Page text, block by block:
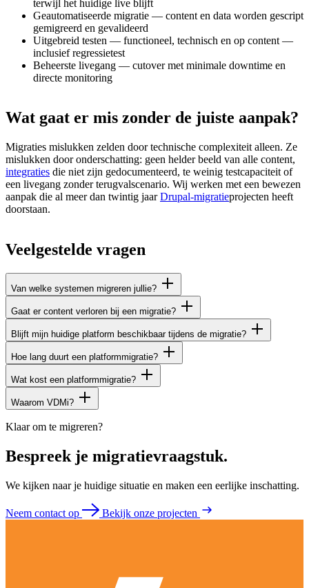
terwijl het huidige live blijft
Geautomatiseerde migratie — content en data worden gescript
gemigreerd en gevalideerd
Uitgebreid testen — functioneel, technisch en op content —
inclusief regressietest
Beheerste livegang — cutover met minimale downtime en
directe monitoring
Wat gaat er mis zonder de juiste aanpak?
Migraties mislukken zelden door technische complexiteit alleen. Ze
mislukken door onderschatting: geen helder beeld van alle content,
integraties die niet zijn gedocumenteerd, te weinig testcapaciteit of
een livegang zonder terugvalscenario. Wij werken met een bewezen
aanpak die al meer dan twintig jaarDrupal-migratieprojecten heeft
doorstaan.
Veelgestelde vragen
Van welke systemen migreren jullie?
Gaat er content verloren bij een migratie?
Blijft mijn huidige platform beschikbaar tijdens de migratie?
Hoe lang duurt een platformmigratie?
Wat kost een platformmigratie?
Waarom VDMi?
Klaar om te migreren?
Bespreek je migratievraagstuk.
We kijken naar je huidige situatie en maken een eerlijke inschatting.
Neem contact op Bekijk onze projecten